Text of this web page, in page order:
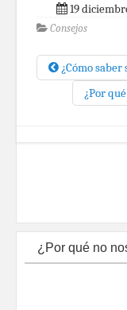
19
Consejos
¿Cómo
¿Por
¿Por qué no